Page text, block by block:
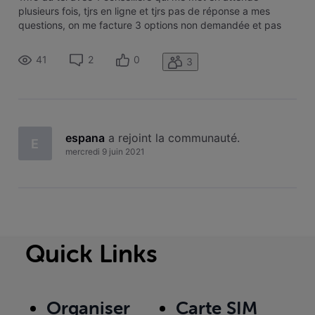
plusieurs fois, tjrs en ligne et tjrs pas de réponse a mes
questions, on me facture 3 options non demandée et pas
41
2 0 3
E espana a rejoint la communauté.
mercredi 9 juin 2021
Quick Links
Organiser Carte SIM